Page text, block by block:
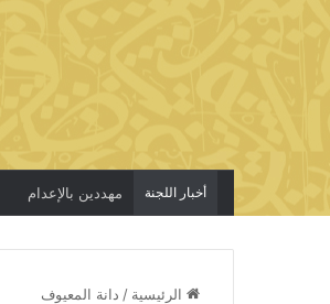
أخبار اللجنة مهددين بالإعدام
الرئيسية / دانة المعيوف